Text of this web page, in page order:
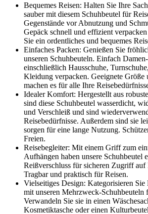
Bequemes Reisen: Halten Sie Ihre
sauber mit diesem Schuhbeutel für
Gegenstände vor Abnutzung und
Gepäck schnell und effizient
Sie ein ordentliches und bequemes
Einfaches Packen: Genießen Sie
unseren Schuhbeuteln. Einfach
einschließlich Hausschuhe,
Kleidung verpacken. Geeignete Größe
machen es für alle Ihre
Idealer Komfort: Hergestellt aus
sind diese Schuhbeutel wasserdicht,
und Verschleiß und sind
Reisebedürfnisse. Außerdem sind sie
sorgen für eine lange Nutzung.
Freien.
Reisebegleiter: Mit einem Griff zum
Aufhängen haben unsere Schuhbeutel
Reißverschluss für sicheren Zugriff auf
Tragbar und praktisch für Reisen.
Vielseitiges Design: Kategorisieren Sie
mit unseren Mehrzweck-Schuhbeuteln
Verwandeln Sie sie in einen
Kosmetiktasche oder einen